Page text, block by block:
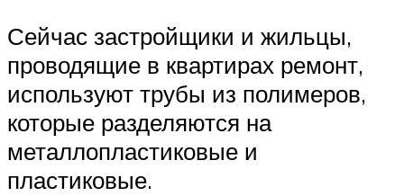
Сейчас застройщики и жильцы,
проводящие в квартирах ремонт,
используют трубы из полимеров,
которые разделяются на
металлопластиковые и
пластиковые.